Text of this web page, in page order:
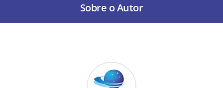
Sobre o Autor